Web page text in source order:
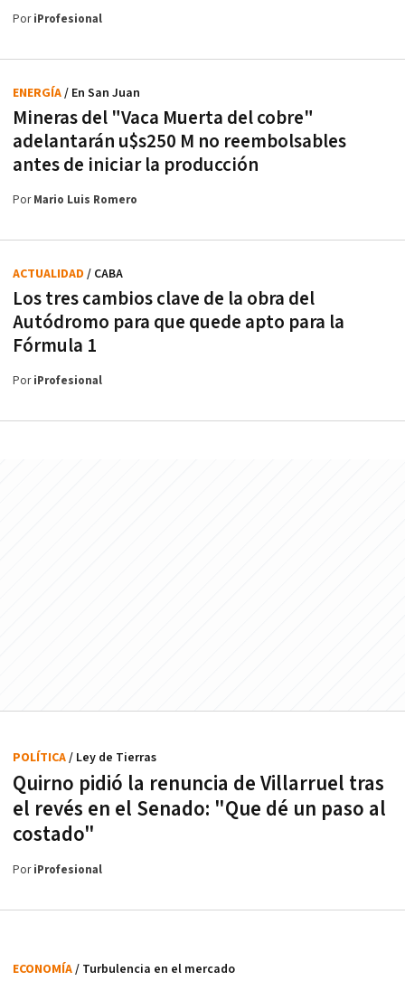
PoriProfesional
Mineras del "Vaca Muerta del cobre"
adelantarán u$s250 M no reembolsables
antes de iniciar la producción
ENERGÍA/ En San Juan
PorMario Luis Romero
Los tres cambios clave de la obra del
Autódromo para que quede apto para la
Fórmula 1
ACTUALIDAD / CABA
PoriProfesional
Quirno pidió la renuncia de Villarruel tras
el revés en el Senado: "Que dé un paso al
costado"
POLÍTICA/ Ley de Tierras
PoriProfesional
ECONOMÍA/ Turbulencia en el mercado